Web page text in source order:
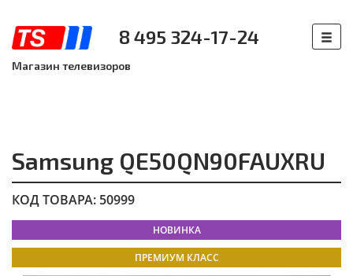
8 495 324-17-24
Магазин телевизоров
Samsung QE50QN90FAUXRU
КОД ТОВАРА: 50999
НОВИНКА
ПРЕМИУМ КЛАСС